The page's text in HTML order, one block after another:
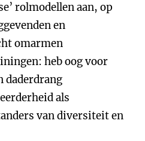
rolmodellen aan, op
en
omarmen
heb oog voor
daderdrang
als
van diversiteit en